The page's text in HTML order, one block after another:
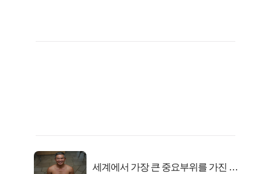
세계에서 가장 큰 중요부위를 가진 남